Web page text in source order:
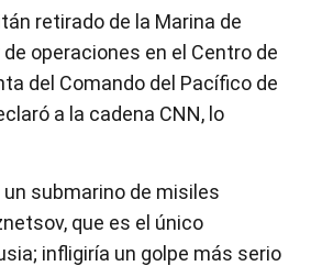
retirado de la Marina de
de operaciones en el Centro de
del Comando del Pacífico de
a la cadena CNN, lo
un submarino de misiles
que es el único
infligiría un golpe más serio